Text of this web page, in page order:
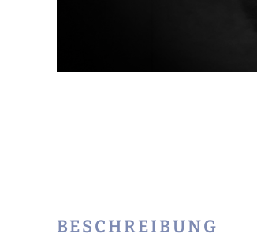
BESCHREIBUNG